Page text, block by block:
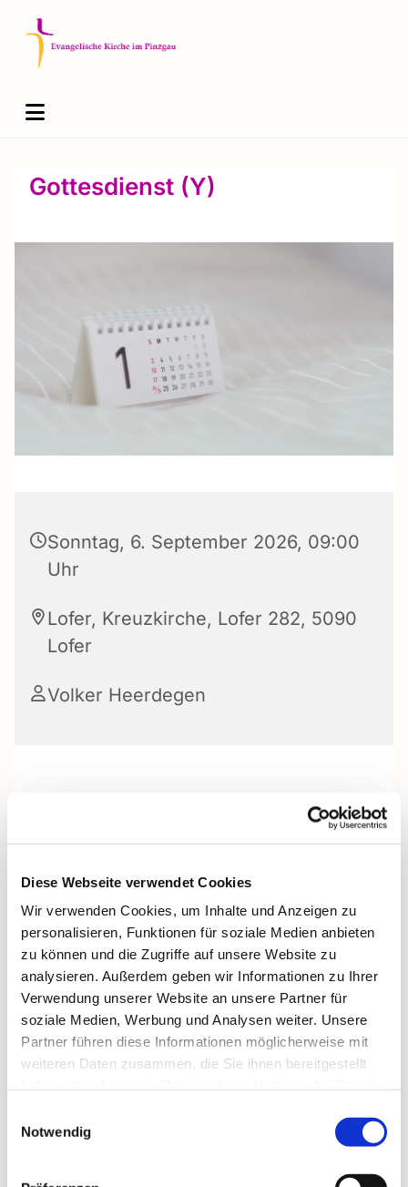
Diese Webseite verwendet Cookies
Wir verwenden Cookies, um Inhalte und Anzeigen zu
personalisieren, Funktionen für soziale Medien anbieten
zu können und die Zugriffe auf unsere Website zu
analysieren. Außerdem geben wir Informationen zu Ihrer
Verwendung unserer Website an unsere Partner für
soziale Medien, Werbung und Analysen weiter. Unsere
Partner führen diese Informationen möglicherweise mit
weiteren Daten zusammen, die Sie ihnen bereitgestellt
Notwendig
Gottesdienst (Y)
Sonntag, 6. September 2026, 09:00
Uhr
Lofer, Kreuzkirche, Lofer 282, 5090
Lofer
Volker Heerdegen